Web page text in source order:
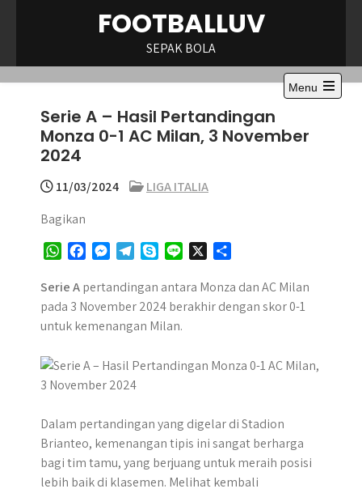
FOOTBALLUV
SEPAK BOLA
Menu
Open
Serie A – Hasil Pertandingan
Monza 0-1 AC Milan, 3 November
2024
11/03/2024
LIGA ITALIA
Bagikan
W
a
t
s
p
c
e
b
o
k
s
s
e
e
r
l
e
g
a
m
y
p
e
n
e
a
r
Serie Apertandingan antara Monza dan AC Milan
pada 3 November 2024 berakhir dengan skor 0-1
untuk kemenangan Milan.
Dalam pertandingan yang digelar di Stadion
Brianteo, kemenangan tipis ini sangat berharga
bagi tim tamu, yang berjuang untuk meraih posisi
lebih baik di klasemen. Melihat kembali